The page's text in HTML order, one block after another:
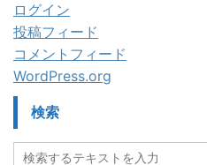
ログイン
投稿フィード
コメントフィード
WordPress.org
検索